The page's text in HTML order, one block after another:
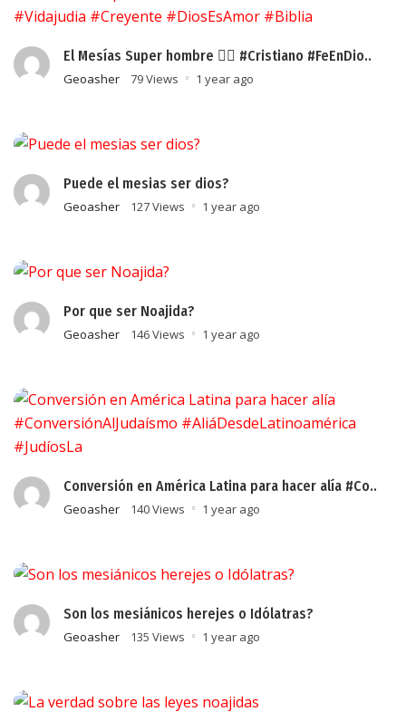
El Mesías Super hombre 🦸‍♂️ #Cristiano #FeEnDio..
Geoasher 79 Views 1 year ago
Puede el mesias ser dios?
Geoasher 127 Views 1 year ago
Por que ser Noajida?
Geoasher 146 Views 1 year ago
Conversión en América Latina para hacer alía #Co..
Geoasher 140 Views 1 year ago
Son los mesiánicos herejes o Idólatras?
Geoasher 135 Views 1 year ago